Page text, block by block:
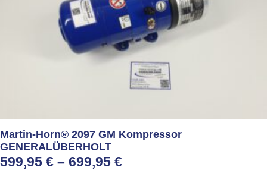
Martin-Horn® 2097 GM Kompressor
GENERALÜBERHOLT
599,95 € – 699,95 €